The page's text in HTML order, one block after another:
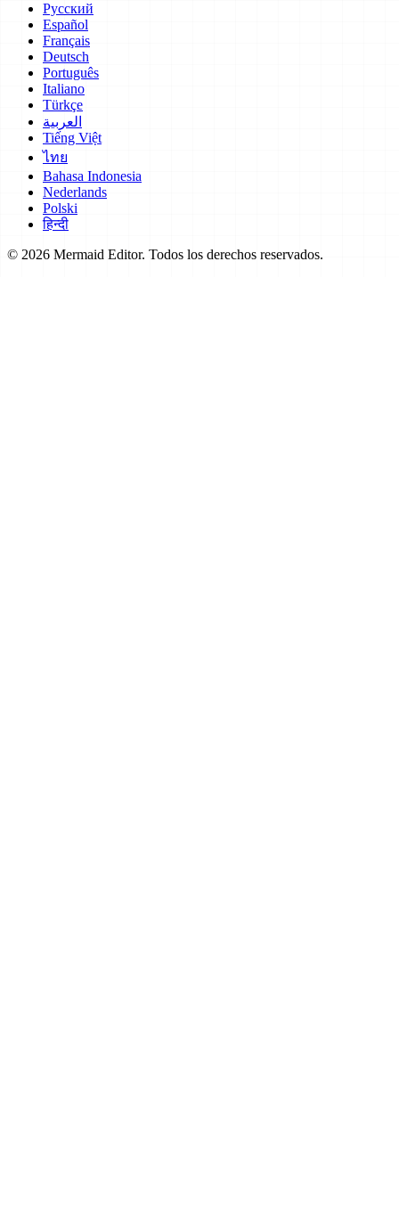
Русский
Español
Français
Deutsch
Português
Italiano
Türkçe
العربية
Tiếng Việt
ไทย
Bahasa Indonesia
Nederlands
Polski
हिन्दी
© 2026 Mermaid Editor. Todos los derechos reservados.